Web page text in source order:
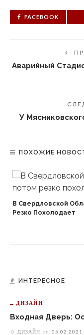
FACEBOOK
Аварийный
У
ПОХОЖИЕ
В Свердловской
Резко Похолодает
ИНТЕРЕСНОЕ
ДИЗАЙН
Входная Дверь:
ДИЗАЙН on 05.02.2021